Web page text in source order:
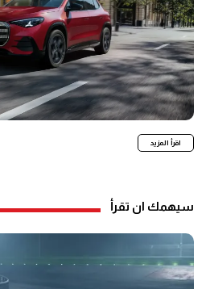
اقرأ المزيد
سيهمك ان تقرأ